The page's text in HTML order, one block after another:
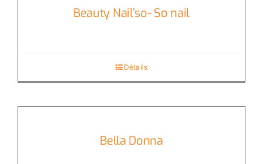
Beauty Nail’so- So nail
Détails
Bella Donna